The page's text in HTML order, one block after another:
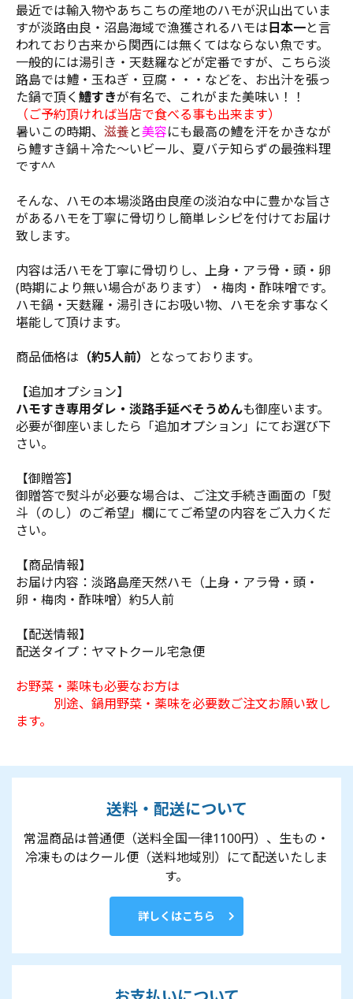
最近では輸入物やあちこちの産地のハモが沢山出ていま
すが淡路由良・沼島海域で漁獲されるハモは日本一と言
われており古来から関西には無くてはならない魚です。
一般的には湯引き・天麩羅などが定番ですが、こちら淡
路島では鱧・玉ねぎ・豆腐・・・などを、お出汁を張っ
た鍋で頂く鱧すきが有名で、これがまた美味い！！
（ご予約頂ければ当店で食べる事も出来ます）
暑いこの時期、 滋養と美容にも最高の鱧を汗をかきなが
ら鱧すき鍋＋冷た～いビール、夏バテ知らずの最強料理
です^^
そんな、ハモの本場淡路由良産の淡泊な中に豊かな旨さ
があるハモを丁寧に骨切りし簡単レシピを付けてお届け
致します。
内容は活ハモを丁寧に骨切りし、上身・アラ骨・頭・卵
(時期により無い場合があります）・梅肉・酢味噌です。
ハモ鍋・天麩羅・湯引きにお吸い物、ハモを余す事なく
堪能して頂けます。
商品価格は （約5人前）
となっております。
【追加オプション】
ハモすき専用ダレ・淡路手延べそうめんも御座います。
必要が御座いましたら「追加オプション」にてお選び下
さい。
【御贈答】
御贈答で熨斗が必要な場合は、ご注文手続き画面の「熨
斗（のし）のご希望」欄にてご希望の内容をご入力くだ
さい。
【商品情報】
お届け内容：淡路島産天然ハモ（上身・アラ骨・頭・
卵・梅肉・酢味噌）約5人前
【配送情報】
配送タイプ：ヤマトクール宅急便
お野菜・薬味も必要なお方は
別途、鍋用野菜・薬味を必要数ご注文お願い致し
ます。
送料・配送について
常温商品は普通便（送料全国一律1100円）、生もの・
冷凍ものはクール便（送料地域別）にて配送いたしま
す。
詳しくはこちら